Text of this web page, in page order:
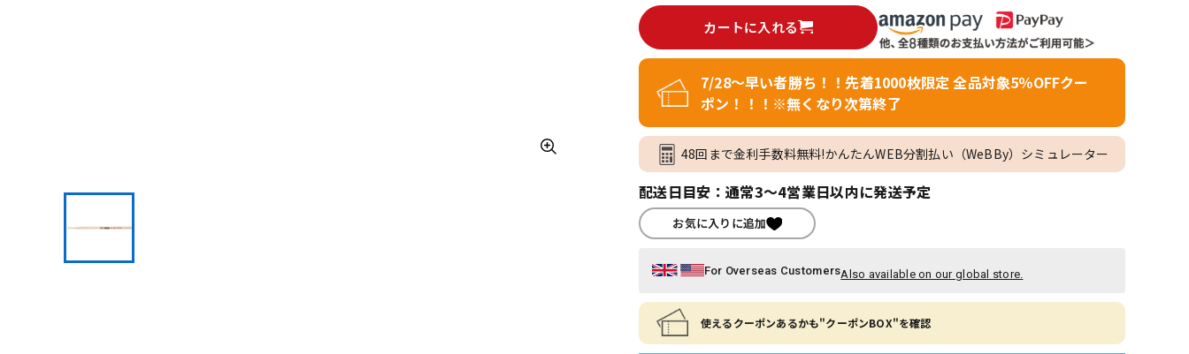
カートに入れる
7/28～早い者勝ち！！先着1000枚限定 全品対象5％OFFクー
ポン！！！※無くなり次第終了
48回まで金利手数料無料!かんたんWEB分割払い（WeBBy）シミュレーター
配送日目安：通常3～4営業日以内に発送予定
お気に入りに追加
For Overseas CustomersAlso available on our global store.
使えるクーポンあるかも"クーポンBOX"を確認